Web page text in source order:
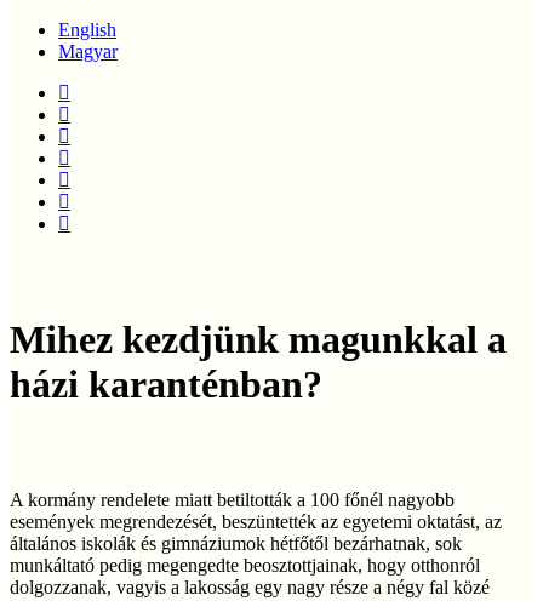
English
Magyar
twitter
facebook
linkedin
youtube
instagram
phone
email
Mihez kezdjünk magunkkal a
házi karanténban?
A kormány rendelete miatt betiltották a 100 főnél nagyobb
események megrendezését, beszüntették az egyetemi oktatást, az
általános iskolák és gimnáziumok hétfőtől bezárhatnak, sok
munkáltató pedig megengedte beosztottjainak, hogy otthonról
dolgozzanak, vagyis a lakosság egy nagy része a négy fal közé